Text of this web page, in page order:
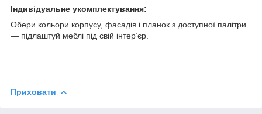
Індивідуальне укомплектування:
Обери кольори корпусу, фасадів і планок з доступної палітри
— підлаштуй меблі під свій інтер’єр.
Приховати